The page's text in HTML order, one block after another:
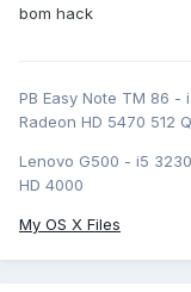
bom hack
PB Easy Note TM 86
Radeon HD 5470 512
Lenovo G500 - i5
HD 4000
My OS X Files